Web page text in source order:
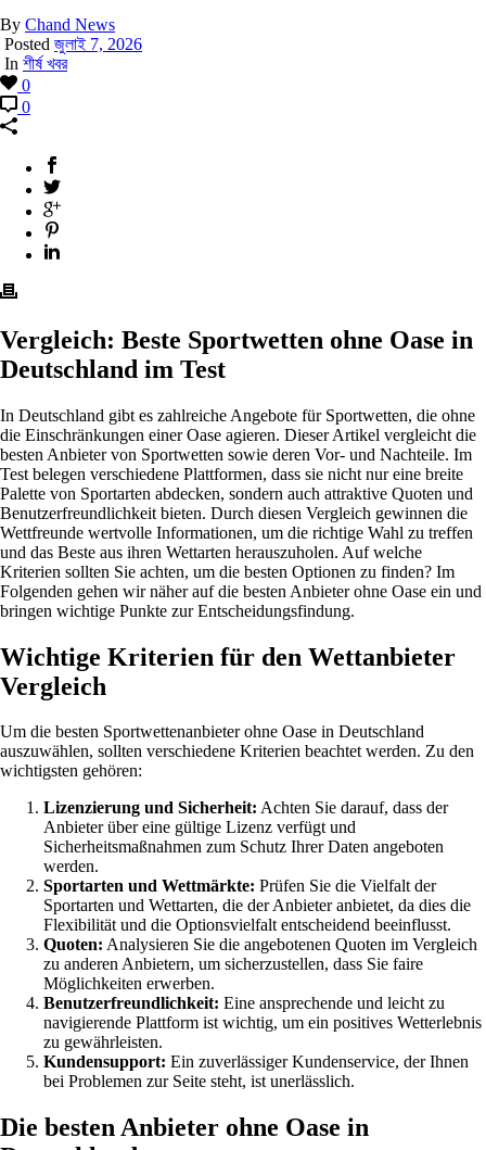
By Chand News
Posted জুলাই 7, 2026
In শীর্ষ খবর
0
0
Vergleich: Beste Sportwetten ohne Oase in
Deutschland im Test
In Deutschland gibt es zahlreiche Angebote für Sportwetten, die ohne
die Einschränkungen einer Oase agieren. Dieser Artikel vergleicht die
besten Anbieter von Sportwetten sowie deren Vor- und Nachteile. Im
Test belegen verschiedene Plattformen, dass sie nicht nur eine breite
Palette von Sportarten abdecken, sondern auch attraktive Quoten und
Benutzerfreundlichkeit bieten. Durch diesen Vergleich gewinnen die
Wettfreunde wertvolle Informationen, um die richtige Wahl zu treffen
und das Beste aus ihren Wettarten herauszuholen. Auf welche
Kriterien sollten Sie achten, um die besten Optionen zu finden? Im
Folgenden gehen wir näher auf die besten Anbieter ohne Oase ein und
bringen wichtige Punkte zur Entscheidungsfindung.
Wichtige Kriterien für den Wettanbieter
Vergleich
Um die besten Sportwettenanbieter ohne Oase in Deutschland
auszuwählen, sollten verschiedene Kriterien beachtet werden. Zu den
wichtigsten gehören:
Lizenzierung und Sicherheit: Achten Sie darauf, dass der
Anbieter über eine gültige Lizenz verfügt und
Sicherheitsmaßnahmen zum Schutz Ihrer Daten angeboten
werden.
Sportarten und Wettmärkte: Prüfen Sie die Vielfalt der
Sportarten und Wettarten, die der Anbieter anbietet, da dies die
Flexibilität und die Optionsvielfalt entscheidend beeinflusst.
Quoten: Analysieren Sie die angebotenen Quoten im Vergleich
zu anderen Anbietern, um sicherzustellen, dass Sie faire
Möglichkeiten erwerben.
Benutzerfreundlichkeit: Eine ansprechende und leicht zu
navigierende Plattform ist wichtig, um ein positives Wetterlebnis
zu gewährleisten.
Kundensupport: Ein zuverlässiger Kundenservice, der Ihnen
bei Problemen zur Seite steht, ist unerlässlich.
Die besten Anbieter ohne Oase in